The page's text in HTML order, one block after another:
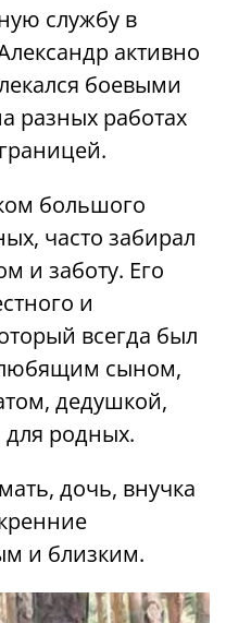
службу в
активно
боевыми
разных работах
большого
часто забирал
и заботу. Его
и
всегда был
сыном,
дедушкой,
родных.
дочь, внучка
и близким.